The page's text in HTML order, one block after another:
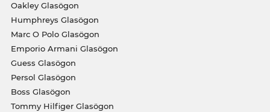
Oakley Glasögon
Humphreys Glasögon
Marc O Polo Glasögon
Emporio Armani Glasögon
Guess Glasögon
Persol Glasögon
Boss Glasögon
Tommy Hilfiger Glasögon